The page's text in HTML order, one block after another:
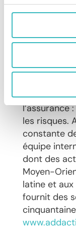
l’efficience
des
aux
côtés des
les aider à
préservant
l’assurance
les risques.
constante
équipe
dont des
Moyen-
latine et
fournit des